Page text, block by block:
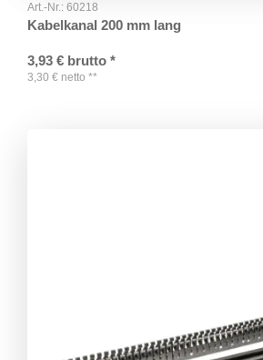
Art.-Nr.: 60218
Kabelkanal 200 mm lang
3,93 € brutto *
3,30 € netto **